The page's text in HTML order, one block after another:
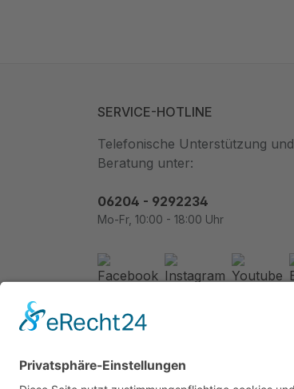
SERVICE-HOTLINE
Telefonische Unterstützung und
Beratung unter:
06204 - 9292234
Mo-Fr, 10:00 - 18:00 Uhr
Newsletter abonnieren